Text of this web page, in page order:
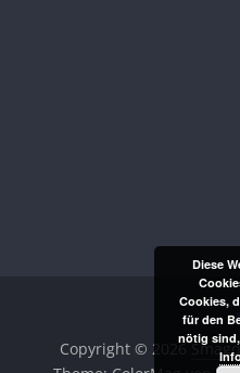
Copyright © 2026Smago
Diese
Cookies,
für den
nötig